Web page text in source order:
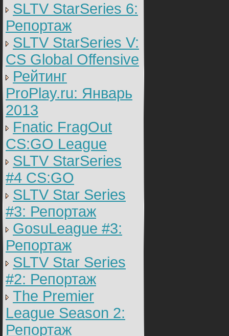
SLTV StarSeries 6:
Репортаж
SLTV StarSeries V:
CS Global Offensive
Рейтинг
ProPlay.ru: Январь
2013
Fnatic FragOut
CS:GO League
SLTV StarSeries
#4 CS:GO
SLTV Star Series
#3: Репортаж
GosuLeague #3:
Репортаж
SLTV Star Series
#2: Репортаж
The Premier
League Season 2:
Репортаж